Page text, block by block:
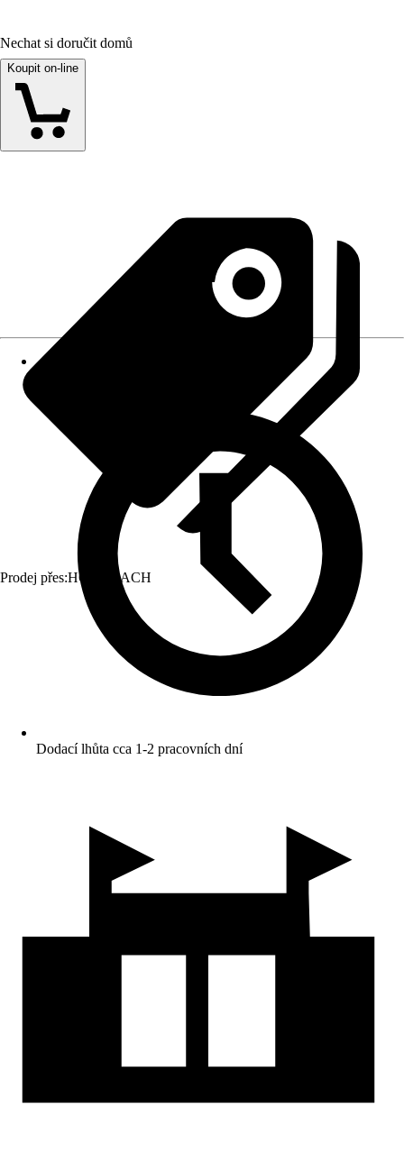
Nechat si doručit domů
Koupit on-line
Prodej přes:HORNBACH
Dodací lhůta cca 1-2 pracovních dní